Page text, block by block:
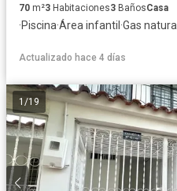
70 m²3 Habitaciones3 BañosCasa
·Piscina·Área infantil ·Gas natural
Actualizado hace 4 días
1 /19